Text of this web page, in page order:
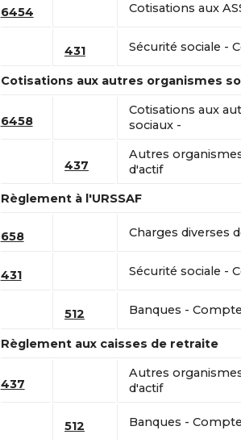
6454 Cotisations aux
431 Sécurité sociale -
Cotisations aux autres organismes
6458
Cotisations aux
sociaux -
437
Autres
d'actif
Règlement à l'URSSAF
658 Charges diverses
431 Sécurité sociale -
512 Banques -
Règlement aux caisses de retraite
437
Autres
d'actif
512 Banques -